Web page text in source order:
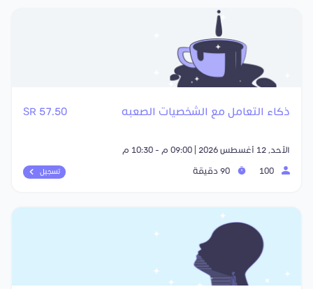
ذكاء التعامل مع الشخصيات الصعبه 57.50 SR
الأحد, 12 أغسطس 2026 | 09:00 م - 10:30 م
تسجيل